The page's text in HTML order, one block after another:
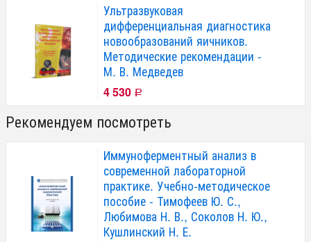
Ультразвуковая
дифференциальная диагностика
новообразований яичников.
Методические рекомендации -
М. В. Медведев
4 530 Р
Рекомендуем посмотреть
Иммуноферментный анализ в
современной лабораторной
практике. Учебно-методическое
пособие - Тимофеев Ю. С.,
Любимова Н. В., Соколов Н. Ю.,
Кушлинский Н. Е.